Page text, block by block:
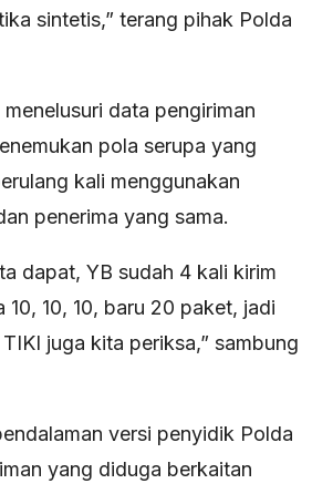
sintetis,” terang pihak Polda
data pengiriman
pola serupa yang
kali menggunakan
penerima yang sama.
dapat, YB sudah 4 kali kirim
10, 10, 10, baru 20 paket, jadi
juga kita periksa,” sambung
versi penyidik Polda
yang diduga berkaitan